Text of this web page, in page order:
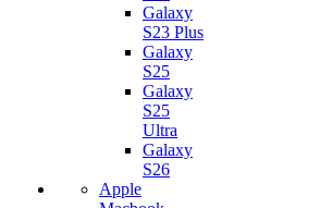
Galaxy
S23 Plus
Galaxy
S25
Galaxy
S25
Ultra
Galaxy
S26
Apple